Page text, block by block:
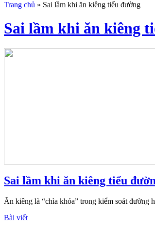
Trang chủ » Sai lầm khi ăn kiêng tiểu đường
Sai lầm khi ăn kiêng
Sai lầm khi ăn kiêng tiểu
Ăn kiêng là “chìa khóa” trong kiểm soát
Bài viết